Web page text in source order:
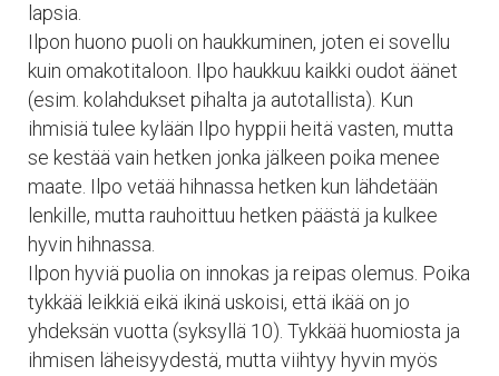
lapsia.
Ilpon huono puoli on haukkuminen, joten ei sovellu
kuin omakotitaloon. Ilpo haukkuu kaikki oudot äänet
(esim. kolahdukset pihalta ja autotallista). Kun
ihmisiä tulee kylään Ilpo hyppii heitä vasten, mutta
se kestää vain hetken jonka jälkeen poika menee
maate. Ilpo vetää hihnassa hetken kun lähdetään
lenkille, mutta rauhoittuu hetken päästä ja kulkee
hyvin hihnassa.
Ilpon hyviä puolia on innokas ja reipas olemus. Poika
tykkää leikkiä eikä ikinä uskoisi, että ikää on jo
yhdeksän vuotta (syksyllä 10). Tykkää huomiosta ja
ihmisen läheisyydestä, mutta viihtyy hyvin myös